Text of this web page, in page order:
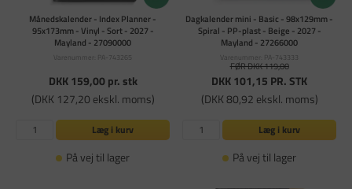
Månedskalender - Index Planner -
95x173mm - Vinyl - Sort - 2027 -
Mayland - 27090000
Varenummer: PA-743265
DKK 159,00pr. stk
(DKK 127,20 ekskl. moms)
Læg i kurv
På vej til lager
Dagkalender mini - Basic - 98x129mm -
Spiral - PP-plast - Beige - 2027 -
Mayland - 27266000
Varenummer: PA-743333
FØR DKK 119,00
DKK 101,15 PR. STK
(DKK 80,92 ekskl. moms)
Læg i kurv
På vej til lager